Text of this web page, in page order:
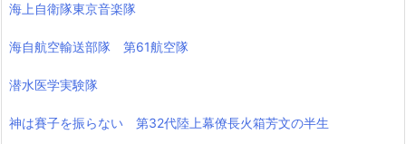
海上自衛隊東京音楽隊
海自航空輸送部隊 第61航空隊
潜水医学実験隊
神は賽子を振らない 第32代陸上幕僚長火箱芳文の半生